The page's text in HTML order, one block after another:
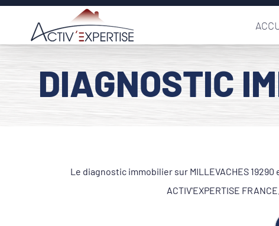
Passer
contenu
DIAGNOSTIC
Le diagnostic immobilier sur MILLEVACHES
ACTIV'EXPERTISE